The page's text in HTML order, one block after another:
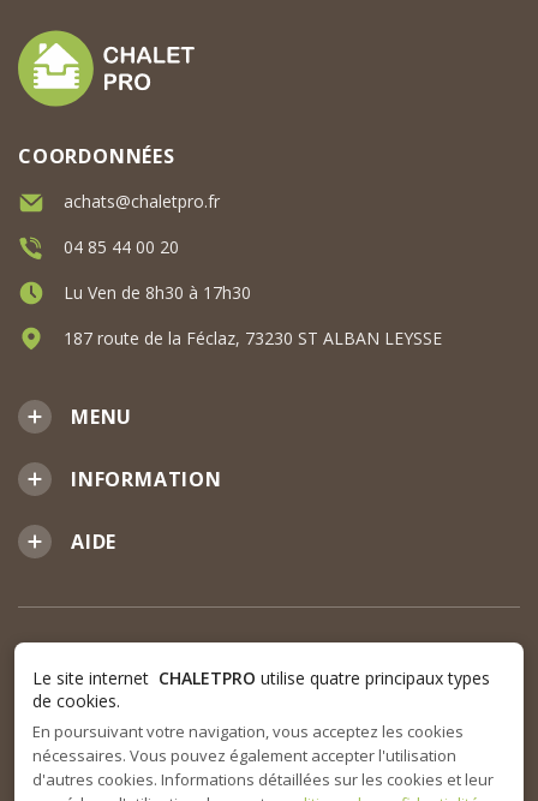
MENU
INFORMATION
AIDE
COORDONNÉES
achats@chaletpro.fr
04 85 44 00 20
Lu Ven de 8h30 à 17h30
187 route de la Féclaz, 73230 ST ALBAN LEYSSE
Le site internet CHALETPRO utilise quatre principaux types
de cookies.
En poursuivant votre navigation, vous acceptez les cookies
nécessaires. Vous pouvez également accepter l'utilisation
d'autres cookies. Informations détaillées sur les cookies et leur